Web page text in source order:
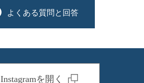
よくある質問と回答
Instagramを開く